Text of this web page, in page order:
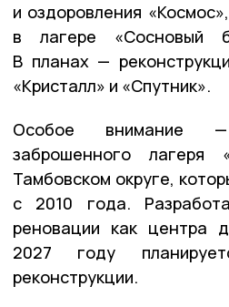
и оздоровления
в лагере «Сосновый
В планах —
«Кристалл» и «Спутник».
Особое внимание —
заброшенного лагеря
Тамбовском округе,
с 2010 года.
реновации как центра
2027 году
реконструкции.